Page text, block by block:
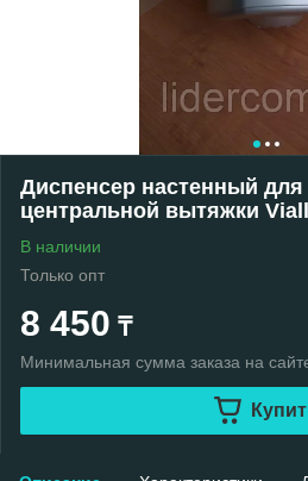
Диспенсер настенный для
центральной вытяжки
В наличии
Только опт
8 450 ₸
Минимальная сумма заказа на